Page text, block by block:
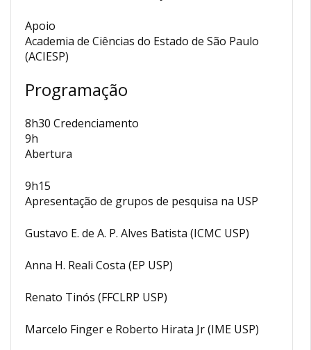
Apoio
Academia de Ciências do Estado de São Paulo
(ACIESP)
Programação
8h30 Credenciamento
9h
Abertura
9h15
Apresentação de grupos de pesquisa na USP
Gustavo E. de A. P. Alves Batista (ICMC USP)
Anna H. Reali Costa (EP USP)
Renato Tinós (FFCLRP USP)
Marcelo Finger e Roberto Hirata Jr (IME USP)